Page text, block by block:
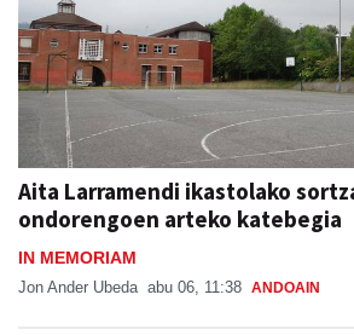
Aita Larramendi ikastolako
ondorengoen arteko katebegia
IN MEMORIAM
Jon Ander Ubeda abu 06, 11:38 ANDOAIN